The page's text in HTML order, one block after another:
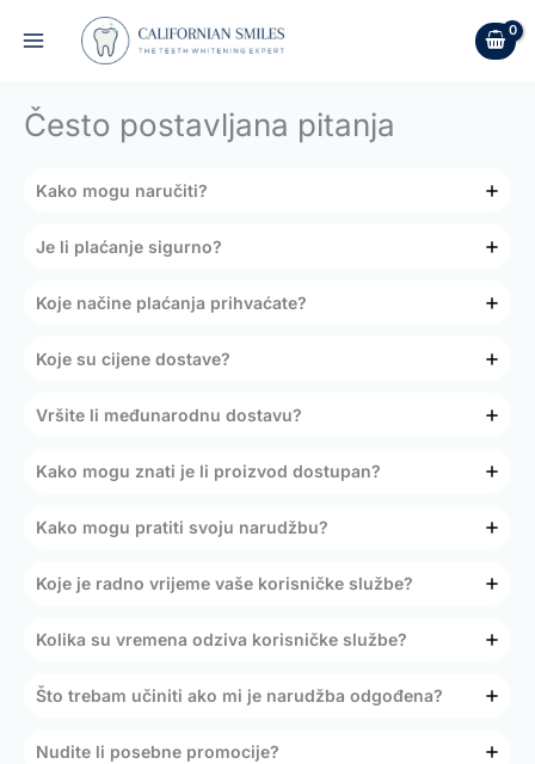
Često postavljana pitanja
Kako mogu naručiti?
Je li plaćanje sigurno?
Koje načine plaćanja prihvaćate?
Koje su cijene dostave?
Vršite li međunarodnu dostavu?
Kako mogu znati je li proizvod dostupan?
Kako mogu pratiti svoju narudžbu?
Koje je radno vrijeme vaše korisničke službe?
Kolika su vremena odziva korisničke službe?
Što trebam učiniti ako mi je narudžba odgođena?
Nudite li posebne promocije?